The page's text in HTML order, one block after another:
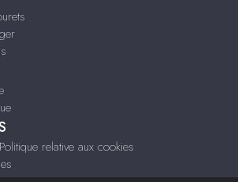
relative aux cookies